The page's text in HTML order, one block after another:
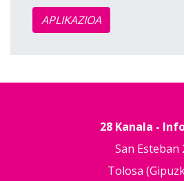
APLIKAZIOA
28 Kanala -
San Esteban
Tolosa